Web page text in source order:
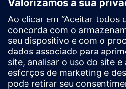
Informações e
EDAG: Fábrica inteligente
Pré-requisitos
Automação